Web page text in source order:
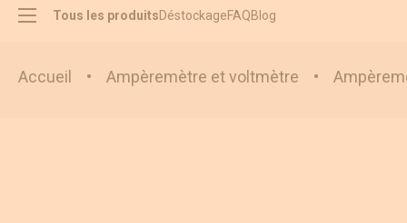
Tous les produitsDéstockageFAQBlog
Accueil • Ampèremètre et voltmètre •